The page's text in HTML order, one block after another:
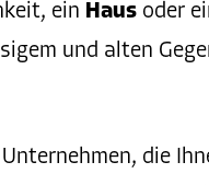
ein Haus oder
und alten
die